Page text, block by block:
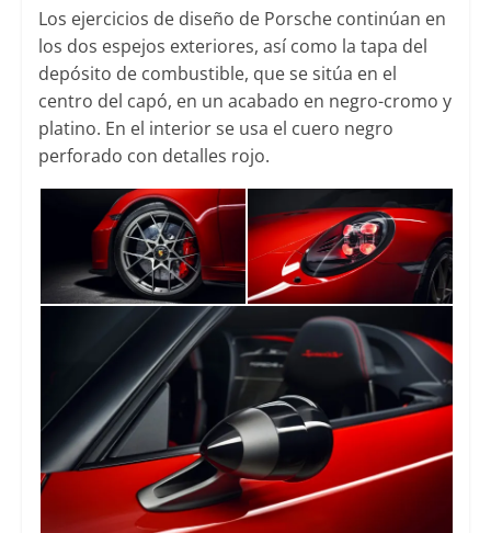
Los ejercicios de diseño de Porsche continúan en
los dos espejos exteriores, así como la tapa del
depósito de combustible, que se sitúa en el
centro del capó, en un acabado en negro-cromo y
platino. En el interior se usa el cuero negro
perforado con detalles rojo.